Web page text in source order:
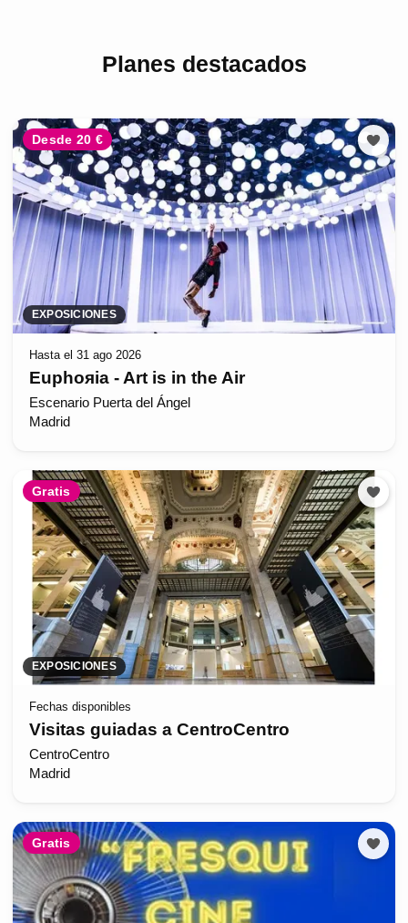
Planes destacados
Desde 20 €
EXPOSICIONES
Hasta el 31 ago 2026
Euphoяia - Art is in the Air
Escenario Puerta del Ángel
Madrid
Gratis
EXPOSICIONES
Fechas disponibles
Visitas guiadas a CentroCentro
CentroCentro
Madrid
Gratis